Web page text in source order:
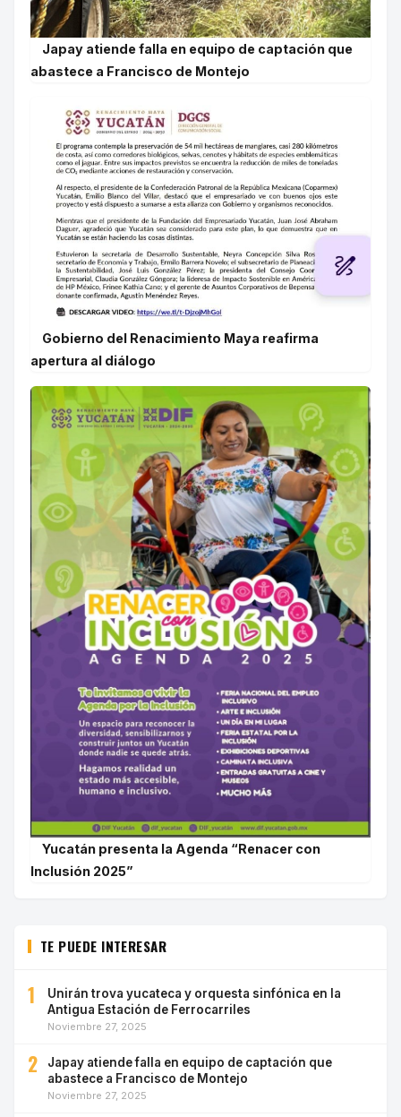
Japay atiende falla en equipo de captación que
abastece a Francisco de Montejo
Gobierno del Renacimiento Maya reafirma
apertura al diálogo
Yucatán presenta la Agenda “Renacer con
Inclusión 2025”
TE PUEDE INTERESAR
1
Unirán trova yucateca y orquesta sinfónica en la
Antigua Estación de Ferrocarriles
Noviembre 27, 2025
2
Japay atiende falla en equipo de captación que
abastece a Francisco de Montejo
Noviembre 27, 2025